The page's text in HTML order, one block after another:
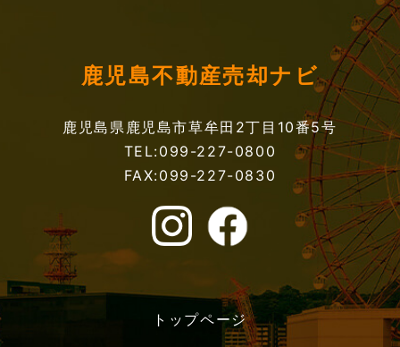
鹿児島不動産売却ナビ
鹿児島県鹿児島市草牟田2丁目10番5号
TEL:099-227-0800
FAX:099-227-0830
トップページ